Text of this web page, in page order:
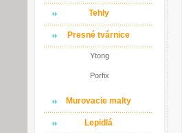
Tehly
Presné tvárnice
Ytong
Porfix
Murovacie malty
Lepidlá